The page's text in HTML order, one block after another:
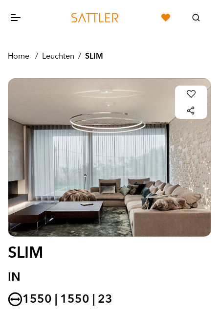
Home / Leuchten / SLIM
SLIM
IN
1550 | 1550 | 23